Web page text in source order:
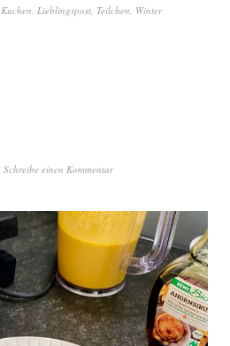
Kuchen, Lieblingspost, Teilchen, Winter
Schreibe einen Kommentar